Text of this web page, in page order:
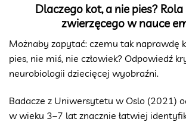
Dlaczego kot, a nie pies?
zwierzęcego w nauce
Możnaby zapytać: czemu tak naprawdę
pies, nie miś, nie człowiek? Odpowiedź
neurobiologii dziecięcej wyobraźni.
Badacze z Uniwersytetu w Oslo (2021)
w wieku 3–7 lat znacznie łatwiej